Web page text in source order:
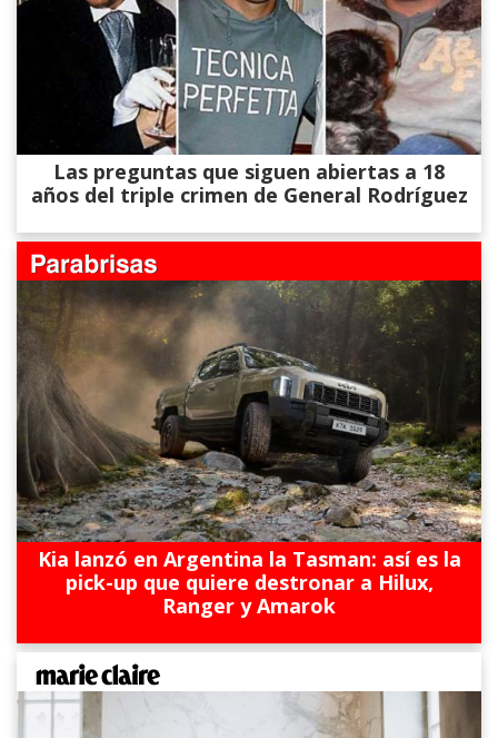
Las preguntas que siguen abiertas a 18
años del triple crimen de General Rodríguez
Kia lanzó en Argentina la Tasman: así es la
pick-up que quiere destronar a Hilux,
Ranger y Amarok